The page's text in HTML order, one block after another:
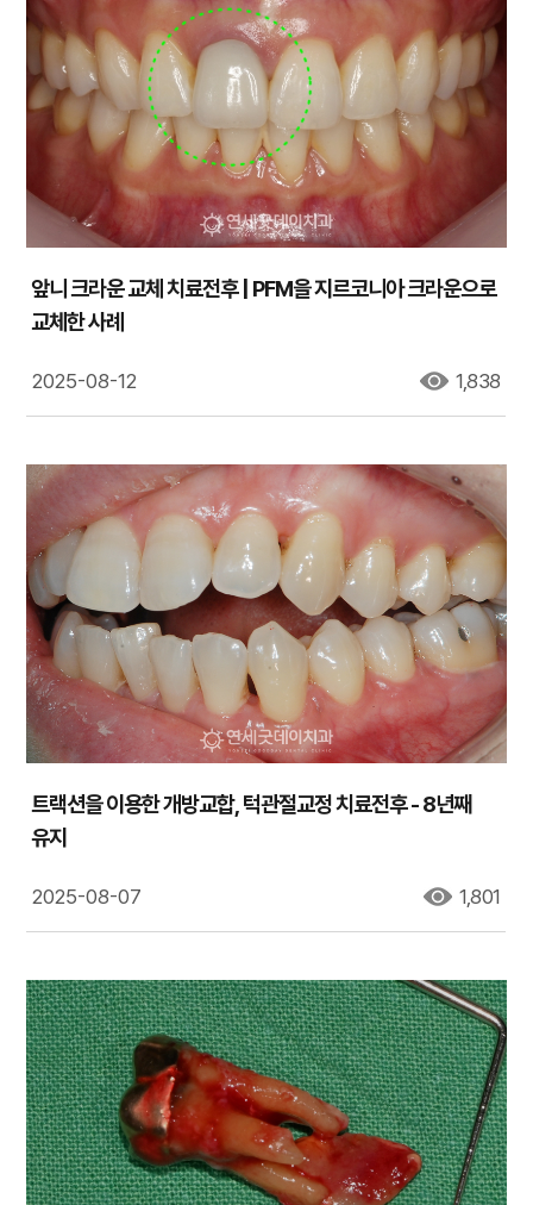
앞니 크라운 교체 치료전후 | PFM을 지르코니아 크라운으로
교체한 사례
2025-08-12 1,838
트랙션을 이용한 개방교합, 턱관절교정 치료전후 - 8년째
유지
2025-08-07 1,801